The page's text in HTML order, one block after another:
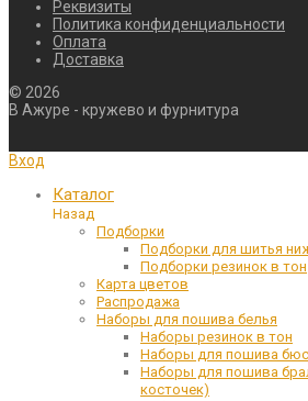
Реквизиты
Политика конфиденциальности
Оплата
Доставка
© 2026
В Ажуре - кружево и фурнитура
Вход
Каталог
Назад
Подборки
Подборки для шитья
Подборки резинок в тон
Карта цветов
Распродажа
Наборы для пошива белья
Наборы резинок в тон
Наборы для пошива
Наборы для пошива
косточек)